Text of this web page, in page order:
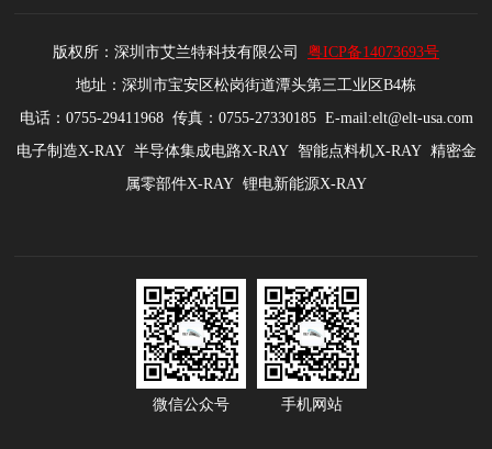
版权所：深圳市艾兰特科技有限公司 粤ICP备14073693号
地址：深圳市宝安区松岗街道潭头第三工业区B4栋
电话：0755-29411968 传真：0755-27330185 E-mail:elt@elt-usa.com
电子制造X-RAY 半导体集成电路X-RAY 智能点料机X-RAY 精密金
属零部件X-RAY 锂电新能源X-RAY
微信公众号 手机网站